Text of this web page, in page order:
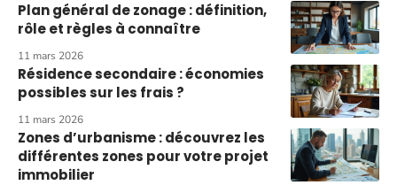
Plan général de zonage : définition,
rôle et règles à connaître
11 mars 2026
Résidence secondaire : économies
possibles sur les frais ?
11 mars 2026
Zones d’urbanisme : découvrez les
différentes zones pour votre projet
immobilier